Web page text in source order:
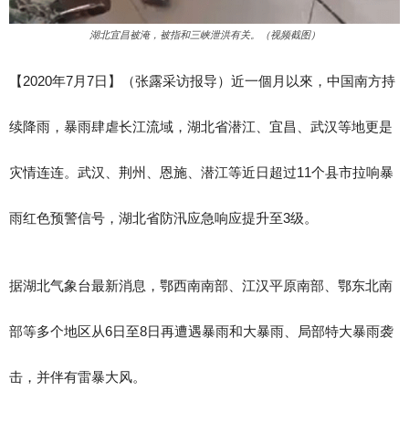
湖北宜昌被淹，被指和三峡泄洪有关。（视频截图）
【2020年7月7日】（张露采访报导）近一個月以來，中国南方持
续降雨，暴雨肆虐长江流域，湖北省潜江、宜昌、武汉等地更是
灾情连连。武汉、荆州、恩施、潜江等近日超过11个县市拉响暴
雨红色预警信号，湖北省防汛应急响应提升至3级。
据湖北气象台最新消息，鄂西南南部、江汉平原南部、鄂东北南
部等多个地区从6日至8日再遭遇暴雨和大暴雨、局部特大暴雨袭
击，并伴有雷暴大风。